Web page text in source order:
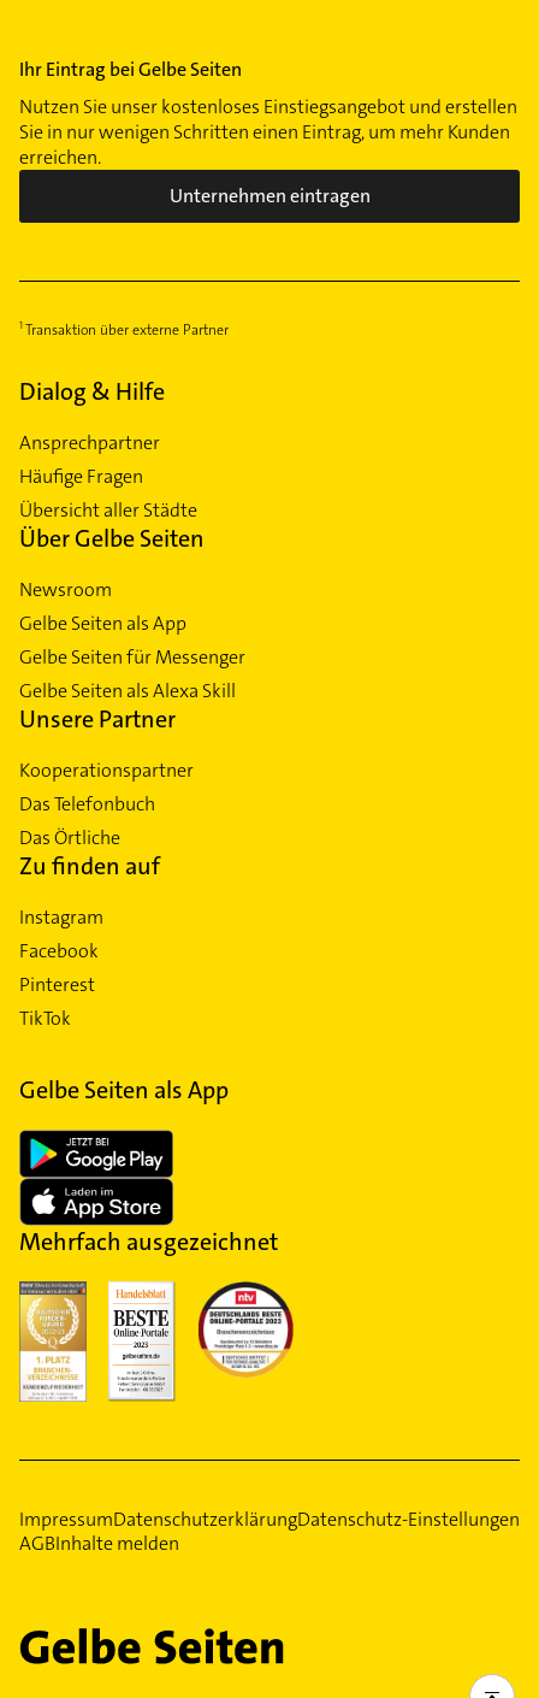
Ihr Eintrag bei Gelbe Seiten
Nutzen Sie unser kostenloses Einstiegsangebot und erstellen
Sie in nur wenigen Schritten einen Eintrag, um mehr Kunden
erreichen.
Unternehmen eintragen
Transaktion über externe Partner
Dialog & Hilfe
Ansprechpartner
Häufige Fragen
Übersicht aller Städte
Über Gelbe Seiten
Newsroom
Gelbe Seiten als App
Gelbe Seiten für Messenger
Gelbe Seiten als Alexa Skill
Unsere Partner
Kooperationspartner
Das Telefonbuch
Das Örtliche
Zu finden auf
Instagram
Facebook
Pinterest
TikTok
Gelbe Seiten als App
Mehrfach ausgezeichnet
ImpressumDatenschutzerklärungDatenschutz-Einstellungen
AGBInhalte melden